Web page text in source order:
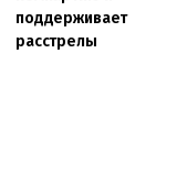
поддерживает
расстрелы